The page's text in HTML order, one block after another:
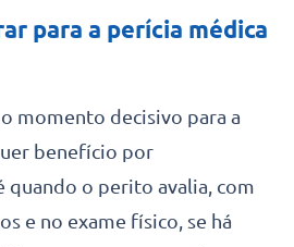
para a perícia médica
momento decisivo para a
benefício por
quando o perito avalia, com
e no exame físico, se há